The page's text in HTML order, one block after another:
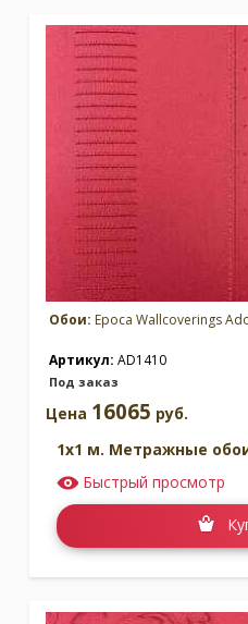
Обои: Epoca Wallcoverings
Артикул: AD1410
Под заказ
Цена 16065 руб.
1x1 м. Метражные
Быстрый просмотр